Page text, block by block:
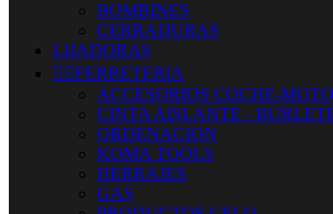
BOMBINES
CERRADURAS
LIJADORAS
 FERRETERIA
ACCESORIOS COCHE-
CINTA AISLANTE -
ORDENACION
KOMA TOOLS
HERRAJES
GAS